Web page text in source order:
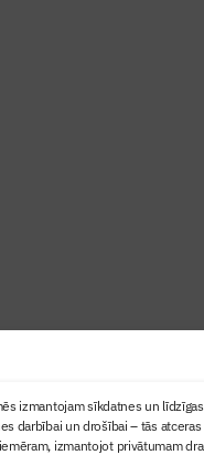
izmantojam sīkdatnes un
darbībai un drošībai – tās
izmantojot privātumam